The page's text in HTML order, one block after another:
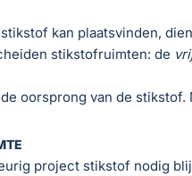
kan plaatsvinden,
stikstofruimten: de
oorsprong van de
project stikstof nodig